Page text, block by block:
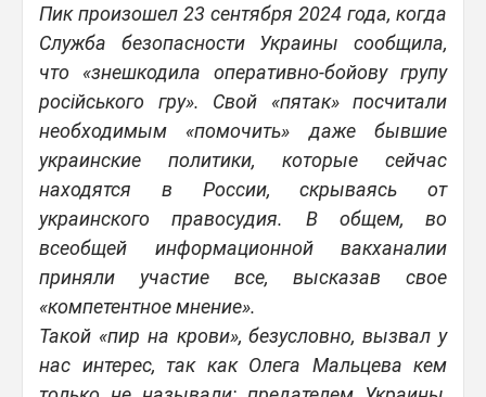
Пик произошел 23 сентября 2024 года, когда
Служба безопасности Украины сообщила,
что «знешкодила оперативно-бойову групу
російського гру». Свой «пятак» посчитали
необходимым «помочить» даже бывшие
украинские политики, которые сейчас
находятся в России, скрываясь от
украинского правосудия. В общем, во
всеобщей информационной вакханалии
приняли участие все, высказав свое
«компетентное мнение».
Такой «пир на крови», безусловно, вызвал у
нас интерес, так как Олега Мальцева кем